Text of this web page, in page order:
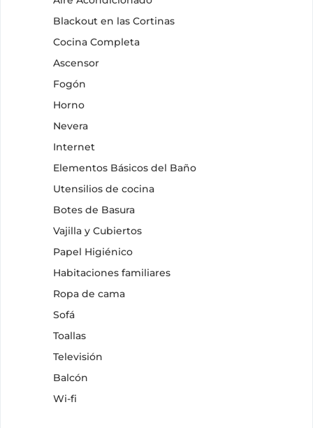
Blackout en las Cortinas
Cocina Completa
Ascensor
Fogón
Horno
Nevera
Internet
Elementos Básicos del Baño
Utensilios de cocina
Botes de Basura
Vajilla y Cubiertos
Papel Higiénico
Habitaciones familiares
Ropa de cama
Sofá
Toallas
Televisión
Balcón
Wi-fi